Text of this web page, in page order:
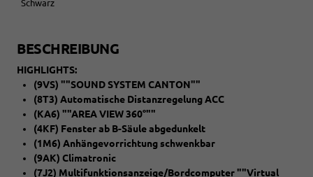
Schwarz
BESCHREIBUNG
HIGHLIGHTS:
(9VS) ""SOUND SYSTEM CANTON""
(8T3) Automatische Distanzregelung ACC
(KA6) ""AREA VIEW 360°""
(4KF) Fenster ab B-Säule abgedunkelt
(1M6) Anhängevorrichtung schwenkbar
(9AK) Climatronic
(7J2) Multifunktionsanzeige/Bordcomputer ""Virtual